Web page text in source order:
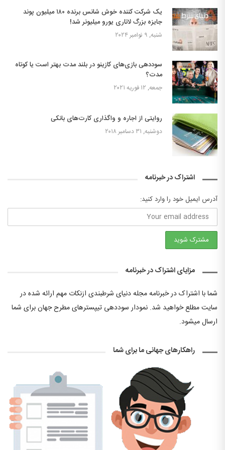
یک شرکت کننده خوش شانس برنده ۱۸۰ میلیون پوند
جایزه بزرگ لاتاری یورو میلیونر شد!
شنبه, ۹ نوامبر ۲۰۲۴
سوددهی بازی‌های کازینو در بلند مدت بهتر است یا کوتاه
مدت؟
جمعه, ۱۲ فوریه ۲۰۲۱
روایتی از اجاره و واگذاری کارت‌های بانکی
دوشنبه, ۳۱ دسامبر ۲۰۱۸
اشتراک در خبرنامه
آدرس ایمیل خود را وارد کنید:
مزایای اشتراک در خبرنامه
شما با اشتراک در خبرنامه مجله دنیای شرطبندی ازنکات مهم ارائه شده در
سایت مطلع خواهید شد. نمودار سوددهی تیپسترهای مطرح جهان برای شما
ارسال میشود.
راهکارهای جهانی ما برای شما